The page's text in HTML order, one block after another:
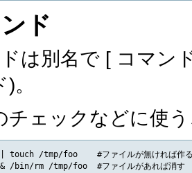
ド
は別名で [ コマン
。
チェックなどに使
/tmp/foo    #ファイルが無ければ作